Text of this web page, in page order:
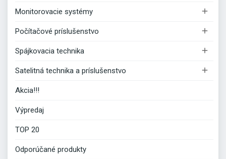
Monitorovacie systémy 
Počítačové príslušenstvo 
Spájkovacia technika 
Satelitná technika a príslušenstvo 
Akcia!!!
Výpredaj
TOP 20
Odporúčané produkty